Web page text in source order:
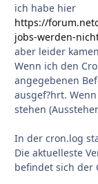
ich habe hier
https://
jobs-werden-
aber leider
Wenn ich den
angegebenen
ausgef?hrt.
stehen
In der cron.log
Die aktuelleste
befindet sich der